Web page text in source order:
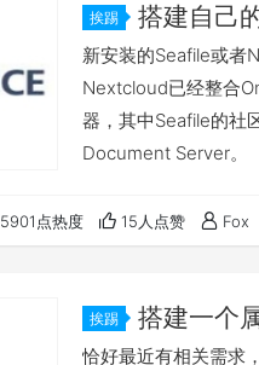
挨踢 搭建自己
新安装的Seafile或者
Nextcloud已经整合
器，其中Seafile的社
Document Server。
5901点热度 15人点赞 Fox
挨踢 搭建一个
恰好最近有相关需求